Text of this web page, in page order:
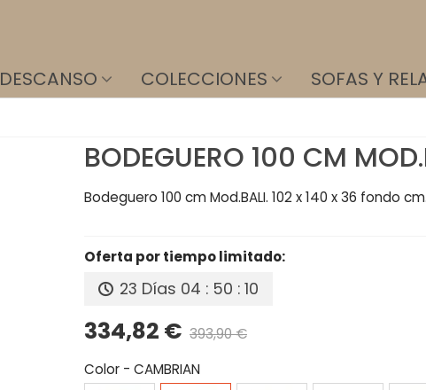
DESCANSO COLECCIONES SOFAS Y
BODEGUERO 100 CM
Bodeguero 100 cm Mod.BALI. 102 x 140 x 36 fondo cm.
Oferta por tiempo limitado:
23 Días 04 : 50 : 09
334,82 € 393,90 €
Color - CAMBRIAN